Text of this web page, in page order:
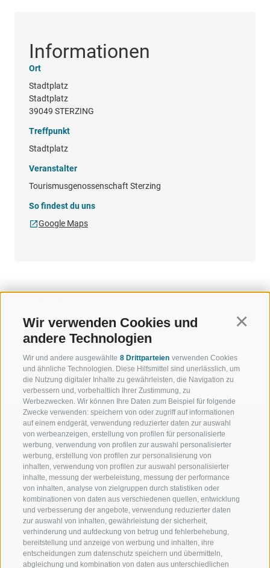
Wir verwenden Cookies und
andere Technologien
Wir und andere ausgewählte 8 Drittparteien verwenden Cookies
und ähnliche Technologien. Diese Hilfsmittel sind unerlässlich, um
die Nutzung digitaler Inhalte zu gewährleisten, die Navigation zu
verbessern und, vorbehaltlich Ihrer Zustimmung, zu
Werbezwecken. Wir können Ihre Daten zum Beispiel für folgende
Zwecke verwenden: speichern von oder zugriff auf informationen
auf einem endgerät, verwendung reduzierter daten zur auswahl
von werbeanzeigen, erstellung von profilen für personalisierte
werbung, verwendung von profilen zur auswahl personalisierter
werbung, erstellung von profilen zur personalisierung von
inhalten, verwendung von profilen zur auswahl personalisierter
inhalte, messung der werbeleistung, messung der performance
von inhalten, analyse von zielgruppen durch statistiken oder
kombinationen von daten aus verschiedenen quellen, entwicklung
und verbesserung der angebote, verwendung reduzierter daten
zur auswahl von inhalten, gewährleistung der sicherheit,
verhinderung und aufdeckung von betrug und fehlerbehebung,
bereitstellung und anzeige von werbung und inhalten, ihre
entscheidungen zum datenschutz speichern und übermitteln,
abgleichung und kombination von daten aus unterschiedlichen
Informationen
Ort
Stadtplatz
Stadtplatz
39049 STERZING
Treffpunkt
Stadtplatz
Veranstalter
Tourismusgenossenschaft Sterzing
So findest du uns
Google Maps
02.08.2026 10:30 - 12:00
WILLKOMMEN IN DER
FERIENREGION RATSCHINGS
JAUFENTAL
RATSCHINGS
RIDNAUNTAL
SPORT UND
MENGE
SKIFAHREN
WANDERN
HOCHALPINE